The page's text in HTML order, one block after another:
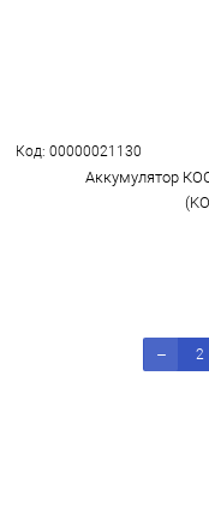
Код: 00000021130
Аккумулятор